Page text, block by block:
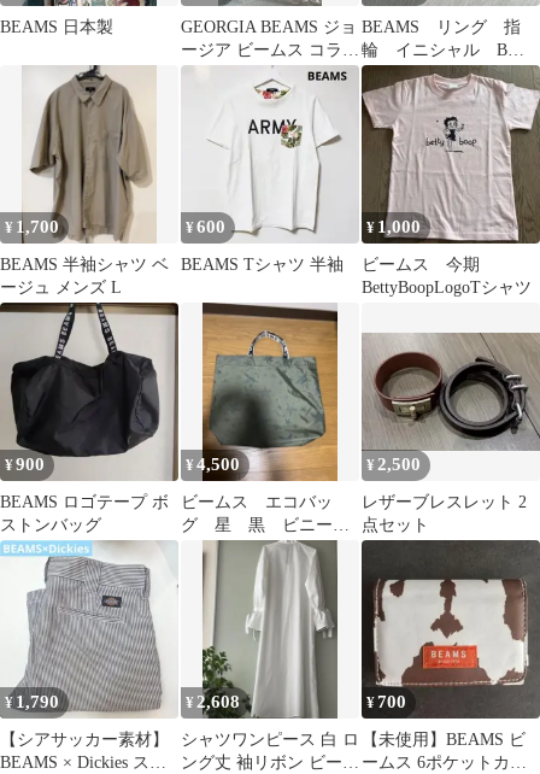
BEAMS 日本製
GEORGIA BEAMS ジョ
ージア ビームス コラボ
バッグ
BEAMS リング 指
輪 イニシャル B
12〜14号
¥ 1,700
BEAMS 半袖シャツ ベ
ージュ メンズ L
¥600
BEAMS Tシャツ 半袖
¥ 1,000
ビームス 今期
BettyBoopLogoTシャツ
¥900
BEAMS ロゴテープ ボ
ストンバッグ
¥4,500
ビームス エコバッ
グ 星 黒 ビニー
ル ナイロン
¥ 2,500
レザーブレスレット 2
点セット
¥ 1,790
【シアサッカー素材】
BEAMS × Dickies スト
¥ 2,608
シャツワンピース 白 ロ
ング丈 袖リボン ビーム
¥700
【未使用】BEAMS ビ
ームス 6ポケットカジ